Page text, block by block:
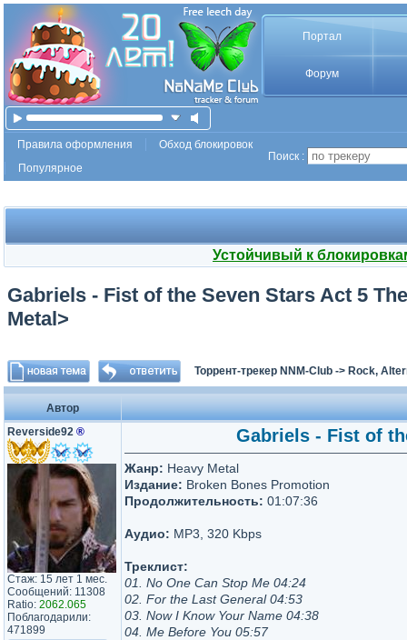
Портал
Форум
Правила оформления
Обход блокировок
Популярное
Поиск :
Устойчивый к
Gabriels - Fist of the Seven Stars Act 5
Metal>
Торрент-трекер NNM-Club -> Rock,
Автор
Reverside92 ®
Стаж: 15 лет 1 мес.
Сообщений: 11308
Ratio: 2062.065
Поблагодарили:
471899
Gabriels - Fist of
Жанр: Heavy Metal
Издание: Broken Bones Promotion
Продолжительность: 01:07:36
Аудио: MP3, 320 Kbps
Треклист:
01. No One Can Stop Me 04:24
02. For the Last General 04:53
03. Now I Know Your Name 04:38
04. Me Before You 05:57